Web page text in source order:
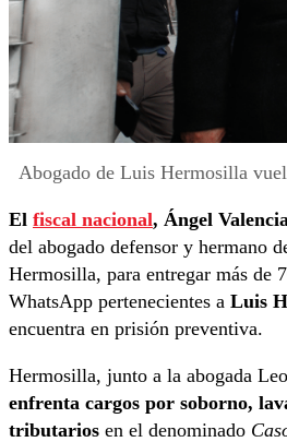
Abogado de Luis Hermosilla
El fiscal nacional, Ángel
del abogado defensor y hermano
Hermosilla, para entregar más de
WhatsApp pertenecientes a Luis
encuentra en prisión preventiva.
Hermosilla, junto a la abogada
enfrenta cargos por soborno,
tributarios en el denominado